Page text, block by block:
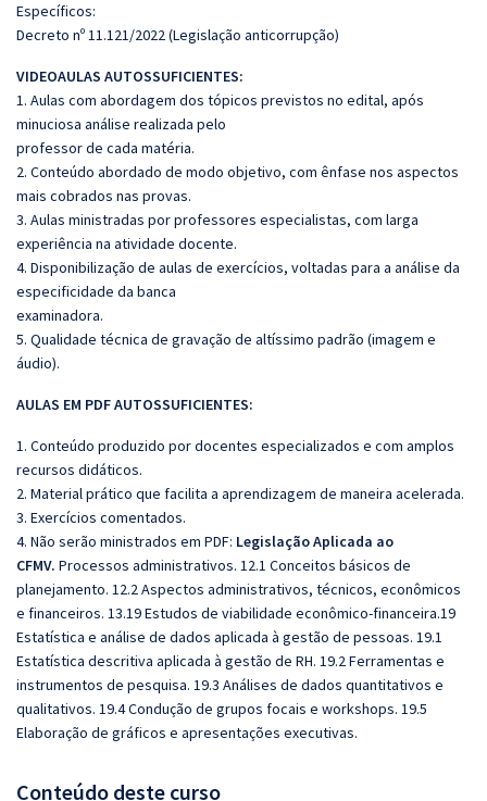
Específicos:
Decreto nº 11.121/2022 (Legislação anticorrupção)
VIDEOAULAS AUTOSSUFICIENTES:
1. Aulas com abordagem dos tópicos previstos no edital, após
minuciosa análise realizada pelo
professor de cada matéria.
2. Conteúdo abordado de modo objetivo, com ênfase nos aspectos
mais cobrados nas provas.
3. Aulas ministradas por professores especialistas, com larga
experiência na atividade docente.
4. Disponibilização de aulas de exercícios, voltadas para a análise da
especificidade da banca
examinadora.
5. Qualidade técnica de gravação de altíssimo padrão (imagem e
áudio).
AULAS EM PDF AUTOSSUFICIENTES:
1. Conteúdo produzido por docentes especializados e com amplos
recursos didáticos.
2. Material prático que facilita a aprendizagem de maneira acelerada.
3. Exercícios comentados.
4. Não serão ministrados em PDF: Legislação Aplicada ao
CFMV. Processos administrativos. 12.1 Conceitos básicos de
planejamento. 12.2 Aspectos administrativos, técnicos, econômicos
e financeiros. 13.19 Estudos de viabilidade econômico-financeira.19
Estatística e análise de dados aplicada à gestão de pessoas. 19.1
Estatística descritiva aplicada à gestão de RH. 19.2 Ferramentas e
instrumentos de pesquisa. 19.3 Análises de dados quantitativos e
qualitativos. 19.4 Condução de grupos focais e workshops. 19.5
Elaboração de gráficos e apresentações executivas.
Conteúdo deste curso